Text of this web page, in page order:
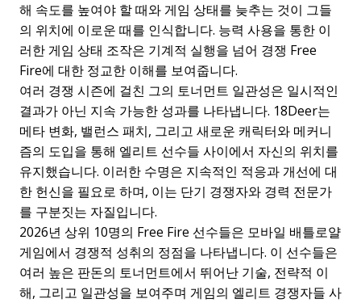
해 속도를 높여야 할 때와 게임 상태를 늦추는 것이 그들
의 위치에 이로운 때를 인식합니다. 능력 사용을 통한 이
러한 게임 상태 조작은 기계적 실행을 넘어 경쟁 Free
Fire에 대한 정교한 이해를 보여줍니다.
여러 경쟁 시즌에 걸친 그의 토너먼트 일관성은 일시적인
결과가 아닌 지속 가능한 성과를 나타냅니다. 18Deer는
메타 변화, 밸런스 패치, 그리고 새로운 캐릭터와 메커니
즘의 도입을 통해 엘리트 선수들 사이에서 자신의 위치를
유지했습니다. 이러한 수명은 지속적인 적응과 개선에 대
한 헌신을 필요로 하며, 이는 단기 경쟁자와 경력 전문가
를 구분짓는 자질입니다.
2026년 상위 10명의 Free Fire 선수들은 모바일 배틀로얄
게임에서 경쟁적 성취의 정점을 나타냅니다. 이 선수들은
여러 높은 판돈의 토너먼트에서 뛰어난 기술, 전략적 이
해, 그리고 일관성을 보여주며 게임의 엘리트 경쟁자들 사